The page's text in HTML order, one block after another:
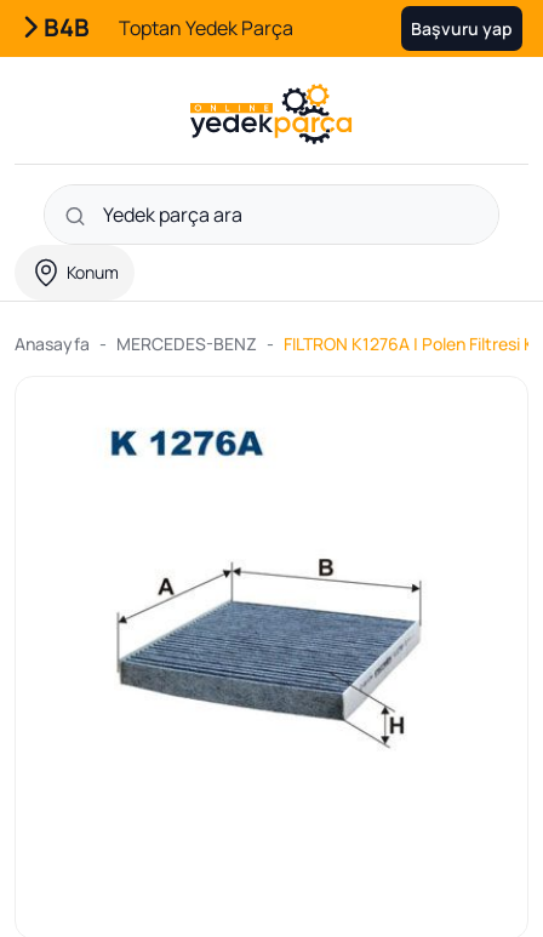
B4B Toptan Yedek Parça Başvuru yap
Konum
Anasayfa MERCEDES-BENZ FILTRON K1276A | Polen Filtresi